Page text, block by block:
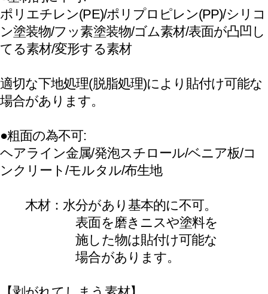
【耐海水性(DIN 50 021)】
アルミ板に貼って変化無し
【耐熱性】
アルミ板に貼って、
-40℃から+80℃まで変化無し
18N/25mm以上
【破断強度(DIN EN ISO 527)】
縦方向：19MPa、
横方向：19MPa
横方向：150%以上
【保管期間】
2年（20℃、50％）
+8℃